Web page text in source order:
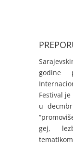
godine
Festival
u
gej,